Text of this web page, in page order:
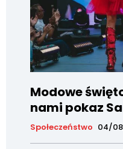
Modowe
nami pokaz
Społeczeństwo 04/